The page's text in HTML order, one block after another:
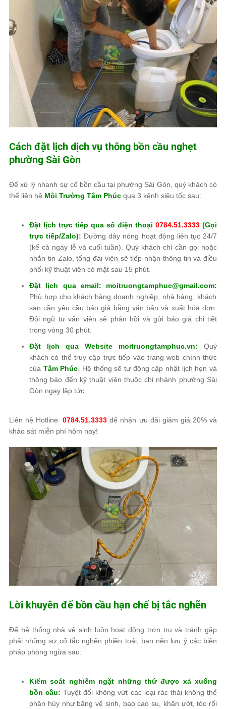
Cách đặt lịch dịch vụ thông bồn cầu nghẹt
phường Sài Gòn
Để xử lý nhanh sự cố bồn cầu tại phường Sài Gòn, quý khách có
thể liên hệ Môi Trường Tâm Phúc qua 3 kênh siêu tốc sau:
Đặt lịch trực tiếp qua số điện thoại 0784.51.3333 (Gọi
trực tiếp/Zalo): Đường dây nóng hoạt động liên tục 24/7
(kể cả ngày lễ và cuối tuần). Quý khách chỉ cần gọi hoặc
nhắn tin Zalo, tổng đài viên sẽ tiếp nhận thông tin và điều
phối kỹ thuật viên có mặt sau 15 phút.
Đặt lịch qua email: moitruongtamphuc@gmail.com:
Phù hợp cho khách hàng doanh nghiệp, nhà hàng, khách
sạn cần yêu cầu báo giá bằng văn bản và xuất hóa đơn.
Đội ngũ tư vấn viên sẽ phản hồi và gửi báo giá chi tiết
trong vòng 30 phút.
Đặt lịch qua Website moitruongtamphuc.vn: Quý
khách có thể truy cập trực tiếp vào trang web chính thức
của Tâm Phúc . Hệ thống sẽ tự động cập nhật lịch hẹn và
thông báo đến kỹ thuật viên thuộc chi nhánh phường Sài
Gòn ngay lập tức.
Liên hệ Hotline:0784.51.3333 để nhận ưu đãi giảm giá 20% và
khảo sát miễn phí hôm nay!
Lời khuyên để bồn cầu hạn chế bị tắc nghẽn
Để hệ thống nhà vệ sinh luôn hoạt động trơn tru và tránh gặp
phải những sự cố tắc nghẽn phiền toái, bạn nên lưu ý các biện
pháp phòng ngừa sau:
Kiểm soát nghiêm ngặt những thứ được xả xuống
bồn cầu: Tuyệt đối không vứt các loại rác thải không thể
phân hủy như băng vệ sinh, bao cao su, khăn ướt, tóc rối